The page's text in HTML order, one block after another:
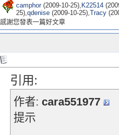
camphor(2009-10-25), K22514
25),qdenise(2009-10-25),Tracy
感謝您發表一篇好文章
引用:
作者: cara551977
提示